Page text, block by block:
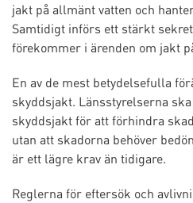
jakt på allmänt vatten och
Samtidigt införs ett stärkt
förekommer i ärenden om jakt
En av de mest betydelsefulla
skyddsjakt. Länsstyrelserna
skyddsjakt för att förhindra
utan att skadorna behöver
är ett lägre krav än tidigare.
Reglerna för eftersök och